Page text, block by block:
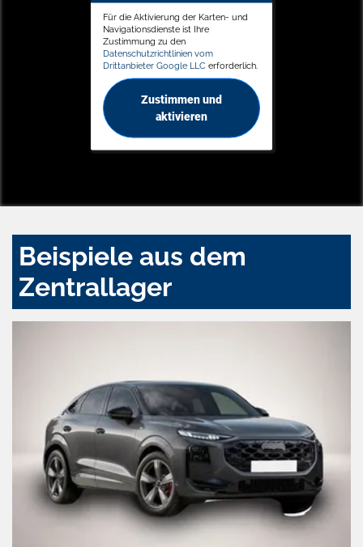
Für die Aktivierung der Karten- und
Navigationsdienste ist Ihre
Zustimmung zu den
Datenschutzrichtlinien vom
Drittanbieter Google LLC erforderlich.
Zustimmen und
aktivieren
Beispiele aus dem
Zentrallager